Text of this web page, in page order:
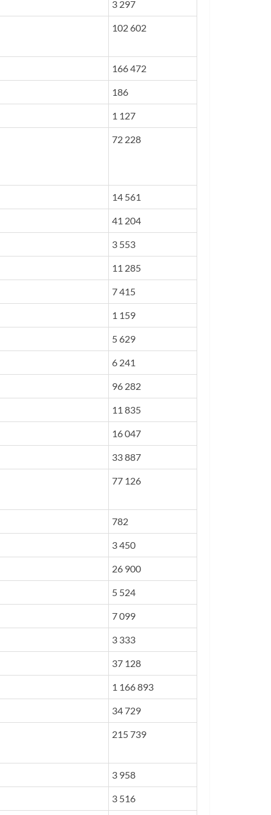
3 297
102 602
166 472
186
1 127
72 228
14 561
41 204
3 553
11 285
7 415
1 159
5 629
6 241
96 282
11 835
16 047
33 887
77 126
782
3 450
26 900
5 524
7 099
3 333
37 128
1 166 893
34 729
215 739
3 958
3 516